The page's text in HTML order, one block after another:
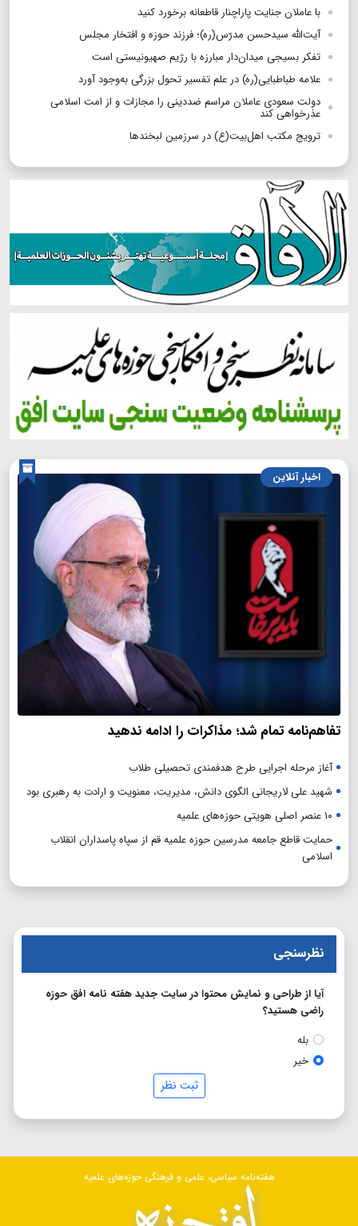
با عاملان جنایت پاراچنار قاطعانه برخورد کنید
آیت‌الله سیدحسن مدرّس(ره)؛ فرزند حوزه و افتخار مجلس
تفکر بسیجی میدان‌دار مبارزه با رژیم صهیونیستی است
علامه طباطبایی(ره) در علم تفسیر تحول بزرگی به‌وجود آورد
دولت سعودی عاملان مراسم ضددینی را مجازات و از امت اسلامی
عذرخواهی کند
ترویج مکتب اهل‌بیت(ع) در سرزمین لبخندها
اخبار آنلاین
تفاهم‌نامه تمام شد؛ مذاکرات را ادامه ندهید
آغاز مرحله اجرایی طرح هدفمندی تحصیلی طلاب
شهید علی لاریجانی الگوی دانش، مدیریت، معنویت و ارادت به رهبری بود
۱۰ عنصر اصلی هویتی حوزه‌های علمیه
حمایت قاطع جامعه مدرسین حوزه علمیه قم از سپاه پاسداران انقلاب
اسلامی
نظرسنجی
آیا از طراحی و نمایش محتوا در سایت جدید هفته نامه افق حوزه
راضی هستید؟
بله
خیر
ثبت نظر
هفته‌نامه سیاسی، علمی و فرهنگی حوزه‌های علمیه